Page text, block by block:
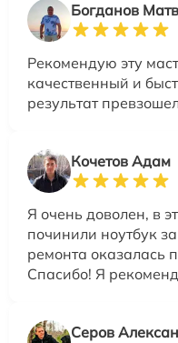
Богданов
Рекомендую эту
качественный и
результат
Кочетов Адам
Я очень доволен, в
починили ноутбук
ремонта оказалась
Спасибо! Я
Серов